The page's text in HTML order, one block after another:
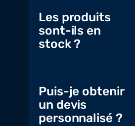
Les produits
sont-ils en
stock ?
Puis-je obtenir
un devis
personnalisé ?